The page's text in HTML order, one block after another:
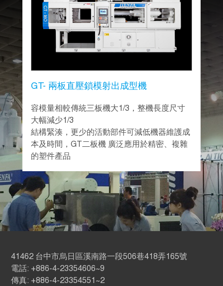
GT- 兩板直壓鎖模射出成型機
容模量相較傳統三板機大1/3，整機長度尺寸
大幅減少1/3
結構緊湊，更少的活動部件可減低機器維護成
本及時間，GT二板機 廣泛應用於精密、複雜
的塑件產品
41462 台中市烏日區溪南路一段506巷418弄165號
電話: +886-4-23354606~9
傳真: +886-4-23354551~2